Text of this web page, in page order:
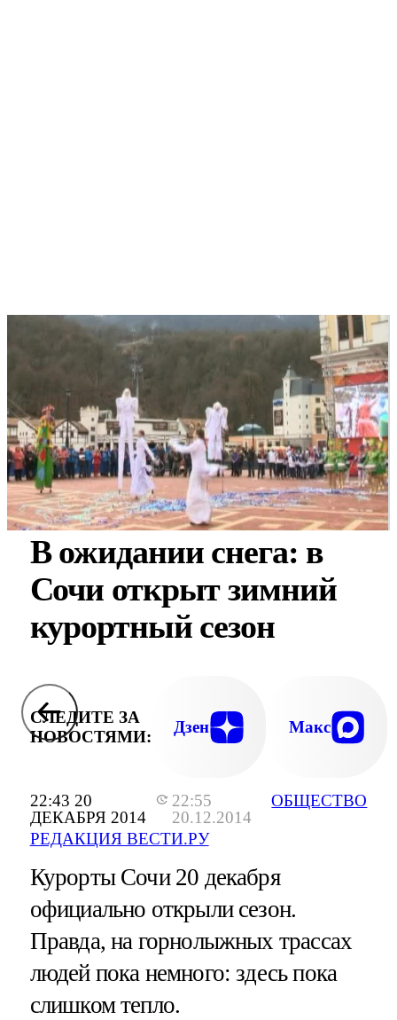
22:43 20
ДЕКАБРЯ 2014
22:55
20.12.2014
РЕДАКЦИЯ ВЕСТИ.РУ
ОБЩЕСТВО
В ожидании снега: в
Сочи открыт зимний
курортный сезон
СЛЕДИТЕ ЗА
НОВОСТЯМИ:
Дзен Макс
Курорты Сочи 20 декабря
официально открыли сезон.
Правда, на горнолыжных трассах
людей пока немного: здесь пока
слишком тепло.